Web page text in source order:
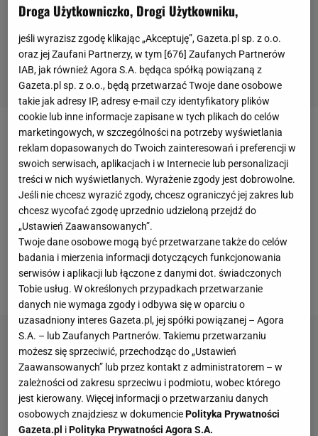
Sześćdziesiąt latAngliaczeka na mistrzostwo
świata. Przełamanie tej passy ma przyjść na
amerykańskimmundialu. Harry Kane ma
poprowadzić reprezentację na najwyższe szczyty.
Napastnik Bayernu Monachium jest w znakomitej
formie i jeżeli zaprezentuje ją w najbliższych
tygodniach, na Wyspach Brytyjskich może
zapanować wielka radość.
Droga Użytkowniczko, Drogi Użytkowniku,
jeśli wyrazisz zgodę klikając „Akceptuję”, Gazeta.pl sp. z o.o.
oraz jej Zaufani Partnerzy, w tym [676] Zaufanych Partnerów
IAB, jak również Agora S.A. będąca spółką powiązaną z
Gazeta.pl sp. z o.o., będą przetwarzać Twoje dane osobowe
takie jak adresy IP, adresy e-mail czy identyfikatory plików
cookie lub inne informacje zapisane w tych plikach do celów
marketingowych, w szczególności na potrzeby wyświetlania
reklam dopasowanych do Twoich zainteresowań i preferencji w
swoich serwisach, aplikacjach i w Internecie lub personalizacji
treści w nich wyświetlanych. Wyrażenie zgody jest dobrowolne.
Jeśli nie chcesz wyrazić zgody, chcesz ograniczyć jej zakres lub
chcesz wycofać zgodę uprzednio udzieloną przejdź do
„Ustawień Zaawansowanych”.
Twoje dane osobowe mogą być przetwarzane także do celów
badania i mierzenia informacji dotyczących funkcjonowania
serwisów i aplikacji lub łączone z danymi dot. świadczonych
Tobie usług. W określonych przypadkach przetwarzanie
danych nie wymaga zgody i odbywa się w oparciu o
uzasadniony interes Gazeta.pl, jej spółki powiązanej – Agora
S.A. – lub Zaufanych Partnerów. Takiemu przetwarzaniu
możesz się sprzeciwić, przechodząc do „Ustawień
Zaawansowanych” lub przez kontakt z administratorem – w
zależności od zakresu sprzeciwu i podmiotu, wobec którego
jest kierowany. Więcej informacji o przetwarzaniu danych
osobowych znajdziesz w dokumenciePolityka Prywatności
Gazeta.pl iPolityka Prywatności Agora S.A.